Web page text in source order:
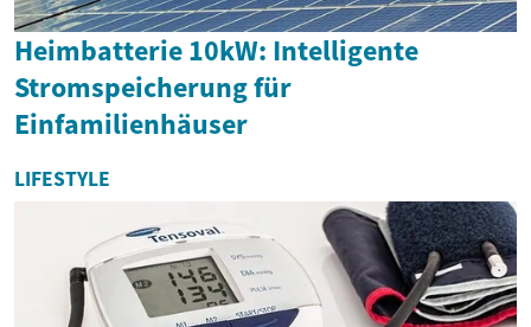
Heimbatterie 10kW: Intelligente
Stromspeicherung für
Einfamilienhäuser
LIFESTYLE